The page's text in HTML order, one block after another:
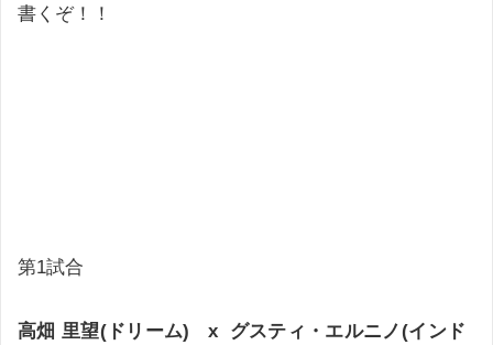
書くぞ！！
第1試合
高畑 里望(ドリーム) x グスティ・エルニノ(インド